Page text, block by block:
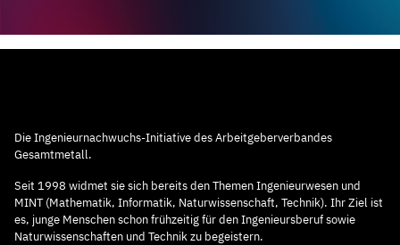
Die Ingenieurnachwuchs-Initiative des Arbeitgeberverbandes
Gesamtmetall.
Seit 1998 widmet sie sich bereits den Themen Ingenieurwesen und
MINT (Mathematik, Informatik, Naturwissenschaft, Technik). Ihr Ziel ist
es, junge Menschen schon frühzeitig für den Ingenieursberuf sowie
Naturwissenschaften und Technik zu begeistern.